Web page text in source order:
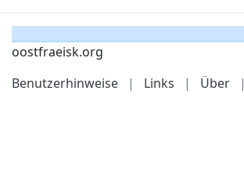
oostfraeisk.org
Benutzerhinweise
| Links | Über |